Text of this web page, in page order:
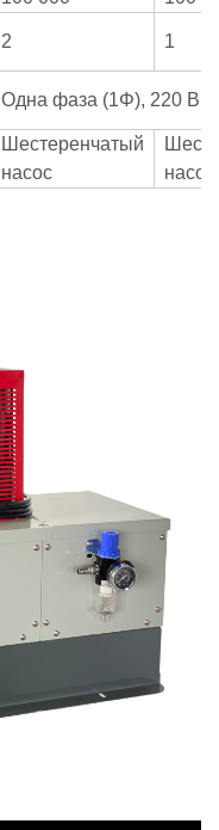
2 1
Одна фаза (1Φ), 220 В
Шестеренчатый
насос
насос